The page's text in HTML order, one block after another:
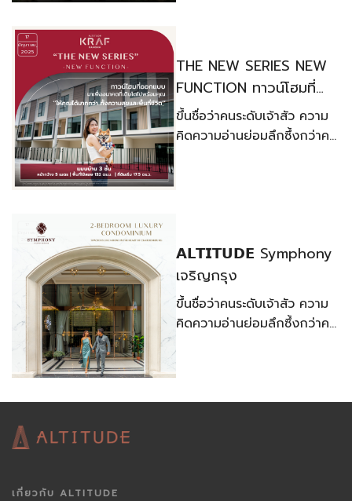
THE NEW SERIES NEW
FUNCTION ทาวน์โฮมที่
ออกแบบมาเพื่ออนาคตที่
เติบโตไปพร้อมคุณ
17
มิถุนายน,
2025
ขึ้นชื่อว่าคนระดับเจ้าสัว ความ
คิดความอ่านย่อมลึกซึ้งกว่าคน
𝗔𝗟𝗧𝗜𝗧𝗨𝗗𝗘 Symphony
เจริญกรุง​
มิถุนายน,
2025
ขึ้นชื่อว่าคนระดับเจ้าสัว ความ
คิดความอ่านย่อมลึกซึ้งกว่าคน
เกี่ยวกับ ALTITUDE